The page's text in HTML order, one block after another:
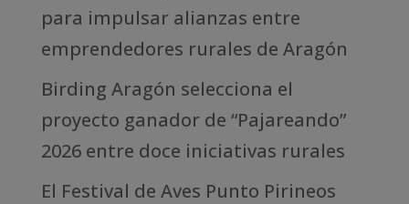
para impulsar alianzas entre
emprendedores rurales de Aragón
Birding Aragón selecciona el
proyecto ganador de “Pajareando”
2026 entre doce iniciativas rurales
El Festival de Aves Punto Pirineos